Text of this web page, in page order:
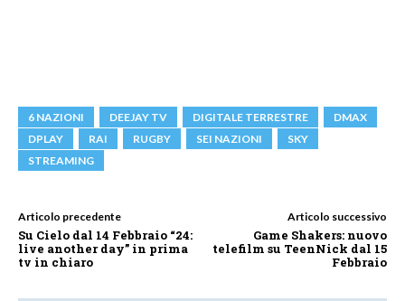
6 NAZIONI DEEJAY TV DIGITALE TERRESTRE
DMAX
DPLAY
RAI RUGBY SEI NAZIONI
SKY
STREAMING
Articolo precedente
Su Cielo dal 14 Febbraio “24:
live another day” in prima
tv in chiaro
Articolo successivo
Game Shakers: nuovo
telefilm su TeenNick dal 15
Febbraio